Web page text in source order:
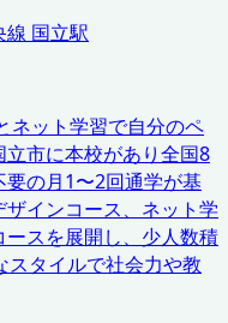
線 国立駅
ネット学習で自分のペ
市に本校があり全国8
の月1〜2回通学が基
インコース、ネット学
スを展開し、少人数積
タイルで社会力や教